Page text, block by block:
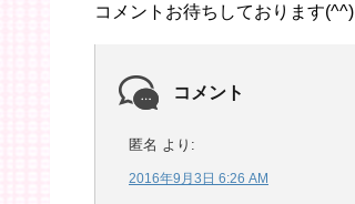
コメントお待ちしております(^^)
コメント
匿名 より:
2016年9月3日 6:26 AM